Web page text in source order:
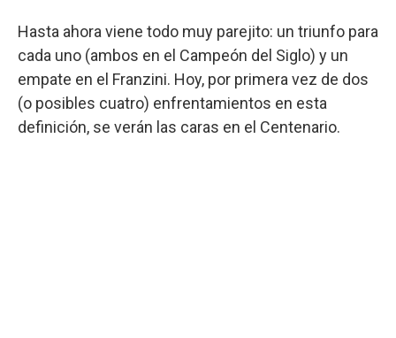
Hasta ahora viene todo muy parejito: un triunfo para
cada uno (ambos en el Campeón del Siglo) y un
empate en el Franzini. Hoy, por primera vez de dos
(o posibles cuatro) enfrentamientos en esta
definición, se verán las caras en el Centenario.